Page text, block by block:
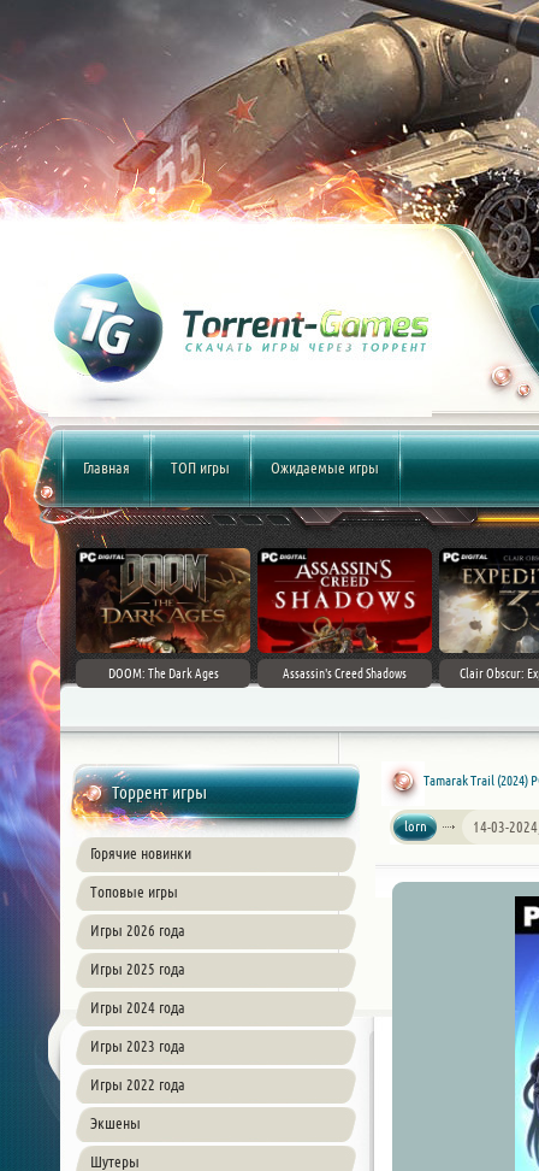
Главная ТОП игры Ожидаемые игры
DOOM: The Dark Ages Assassin's Creed Shadows Clair Obscur:
Торрент игры
Горячие новинки
Топовые игры
Игры 2026 года
Игры 2025 года
Игры 2024 года
Игры 2023 года
Игры 2022 года
Экшены
Шутеры
Tamarak Trail (2024)
lorn 14-03-